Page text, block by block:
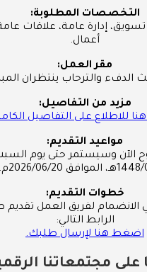
التخصصات المطلوبة:
إدارة عامة، علاقات عامة،
أعمال.
مقر العمل:
الدفء والترحاب ينتظران
مزيد من التفاصيل:
للاطلاع على التفاصيل
مواعيد التقديم:
الآن وسيستمر حتى يوم
2026/06/20م.
خطوات التقديم:
الانضمام لفريق العمل تقديم
الرابط التالي:
اضغط هنا لإرسال طلبك.
على مجتمعاتنا